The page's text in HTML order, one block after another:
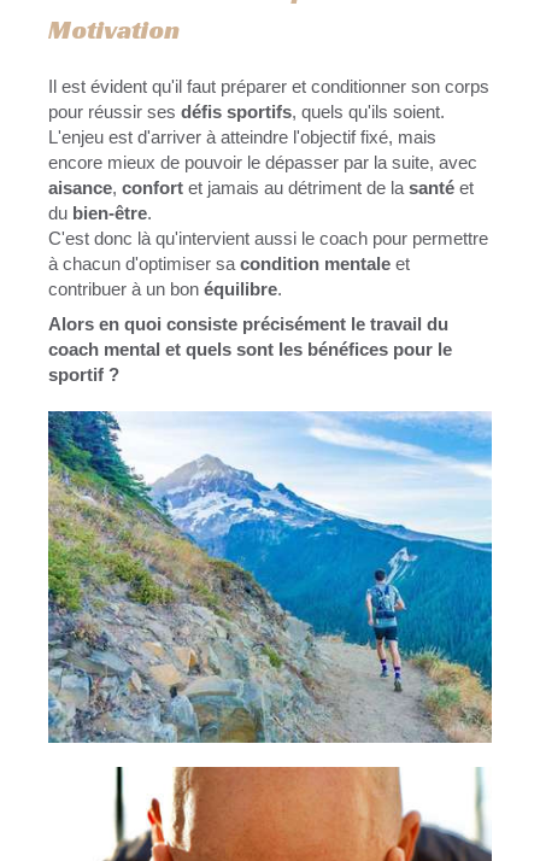
Motivation
Il est évident qu'il faut préparer et conditionner son corps
pour réussir ses défis sportifs, quels qu'ils soient.
L'enjeu est d'arriver à atteindre l'objectif fixé, mais
encore mieux de pouvoir le dépasser par la suite, avec
aisance, confort et jamais au détriment de la santé et
du bien-être.
C'est donc là qu'intervient aussi le coach pour permettre
à chacun d'optimiser sa condition mentale et
contribuer à un bon équilibre.
Alors en quoi consiste précisément le travail du
coach mental et quels sont les bénéfices pour le
sportif ?